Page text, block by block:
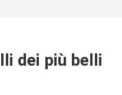
dei più belli